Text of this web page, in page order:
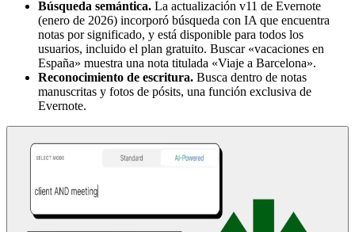
Búsqueda semántica. La actualización v11 de Evernote
(enero de 2026) incorporó búsqueda con IA que encuentra
notas por significado, y está disponible para todos los
usuarios, incluido el plan gratuito. Buscar «vacaciones en
España» muestra una nota titulada «Viaje a Barcelona».
Reconocimiento de escritura. Busca dentro de notas
manuscritas y fotos de pósits, una función exclusiva de
Evernote.